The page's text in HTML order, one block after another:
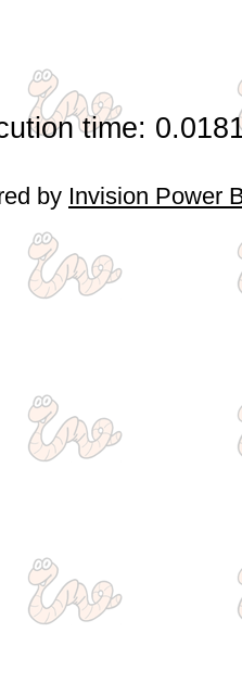
time:
by Invision Power